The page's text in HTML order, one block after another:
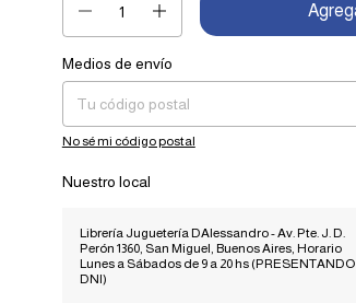
Entregas para el CP:
Medios de envío
No sé mi código postal
Nuestro local
Librería Juguetería DAlessandro - Av. Pte. J. D.
Perón 1360, San Miguel, Buenos Aires, Horario
Lunes a Sábados de 9 a 20 hs (PRESENTANDO
DNI)